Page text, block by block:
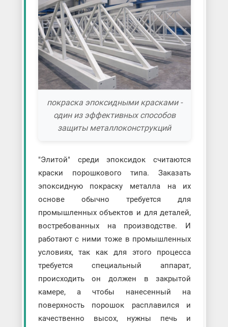
покраска эпоксидными красками -
один из эффективных способов
защиты металлоконструкций
"Элитой" среди эпоксидок считаются
краски порошкового типа. Заказать
эпоксидную покраску металла на их
основе обычно требуется для
промышленных объектов и для деталей,
востребованных на производстве. И
работают с ними тоже в промышленных
условиях, так как для этого процесса
требуется специальный аппарат,
происходить он должен в закрытой
камере, а чтобы нанесенный на
поверхность порошок расплавился и
качественно высох, нужны печь и